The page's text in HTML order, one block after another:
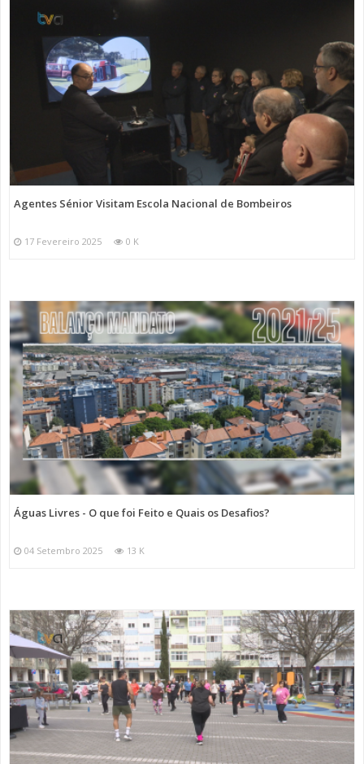
Agentes Sénior Visitam Escola Nacional de Bombeiros
17 Fevereiro 2025 0 K
Águas Livres - O que foi Feito e Quais os Desafios?
04 Setembro 2025 13 K